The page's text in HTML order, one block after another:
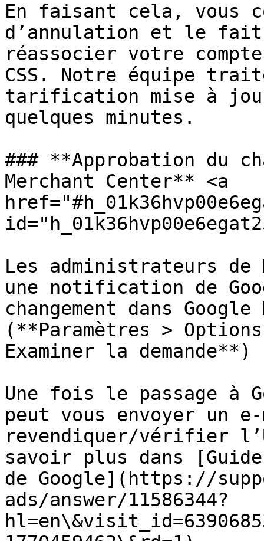
En faisant cela, vous
d’annulation et le fait
réassocier votre
CSS. Notre équipe
tarification mise à
quelques minutes.
### **Approbation du
Merchant Center** <a
Les administrateurs de
une notification de
changement dans
(**Paramètres >
Examiner la demande**)
Une fois le passage à
peut vous envoyer un
revendiquer/vérifier
savoir plus dans
de Google](https://
ads/answer/11586344?